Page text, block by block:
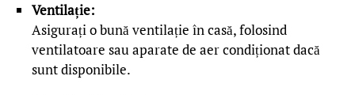
Ventilație:
Asigurați o bună ventilație în casă, folosind
ventilatoare sau aparate de aer condiționat dacă
sunt disponibile.